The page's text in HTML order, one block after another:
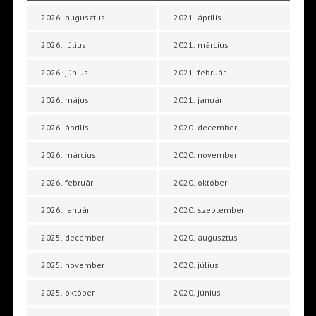
2026. augusztus
2026. július
2026. június
2026. május
2026. április
2026. március
2026. február
2026. január
2025. december
2025. november
2025. október
2021. április
2021. március
2021. február
2021. január
2020. december
2020. november
2020. október
2020. szeptember
2020. augusztus
2020. július
2020. június